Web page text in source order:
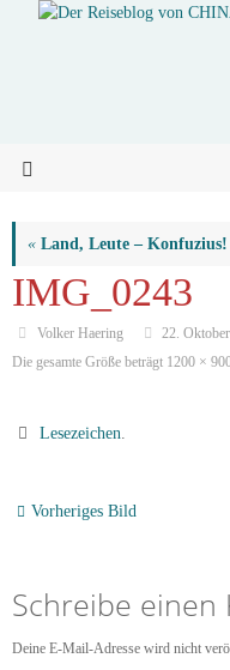
« Land, Leute – Konfuzius!
IMG_0243
Volker Haering
22.
Die gesamte Größe beträgt 1200 ×
Lesezeichen
Vorheriges Bild
Schreibe einen
Deine E-Mail-Adresse wird nicht